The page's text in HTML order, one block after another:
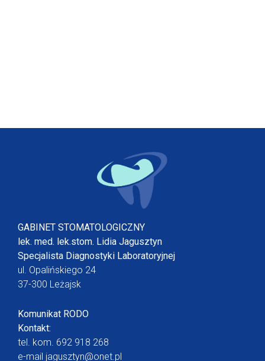
GABINET STOMATOLOGICZNY
lek. med. lek.stom. Lidia Jagusztyn
Specjalista Diagnostyki Laboratoryjnej
ul. Opalińskiego 24
37-300 Leżajsk
Komunikat RODO
Kontakt:
tel. kom. 692 918 268
e-mail jagusztyn@onet.pl